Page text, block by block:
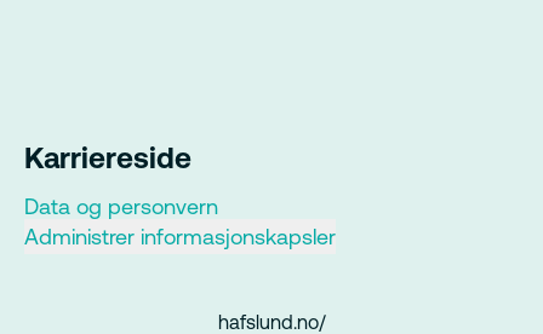
Karriereside
Data og personvern
Administrer informasjonskapsler
hafslund.no/